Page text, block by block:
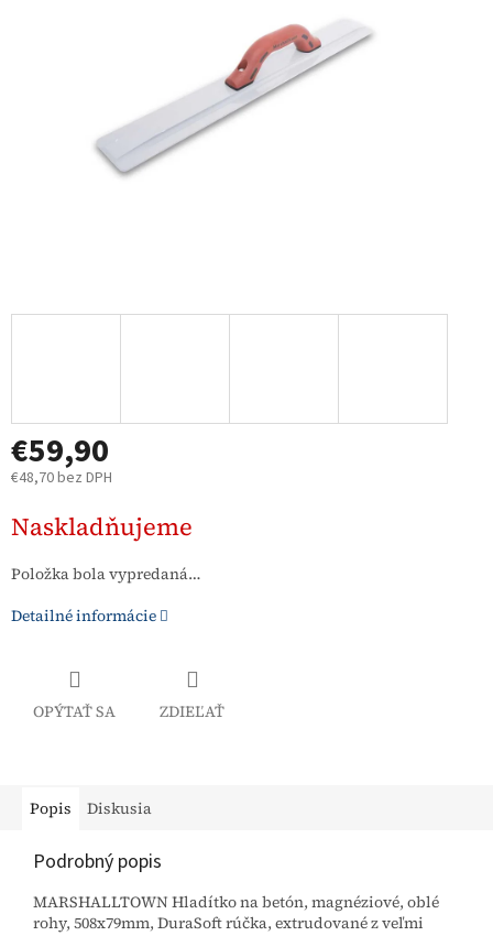
€59,90
€48,70 bez DPH
cena:
Naskladňujeme
Položka bola vypredaná…
Detailné informácie
OPÝTAŤ SA ZDIEĽAŤ
Popis Diskusia
Podrobný popis
MARSHALLTOWN Hladítko na betón, magnéziové, oblé
rohy, 508x79mm, DuraSoft rúčka, extrudované z veľmi